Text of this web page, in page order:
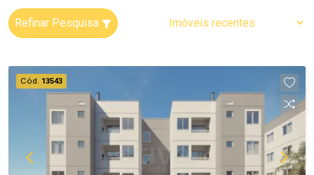
Refinar Pesquisa
Cód. 13543